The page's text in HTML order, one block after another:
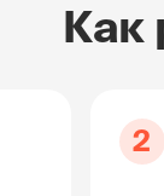
Как
2